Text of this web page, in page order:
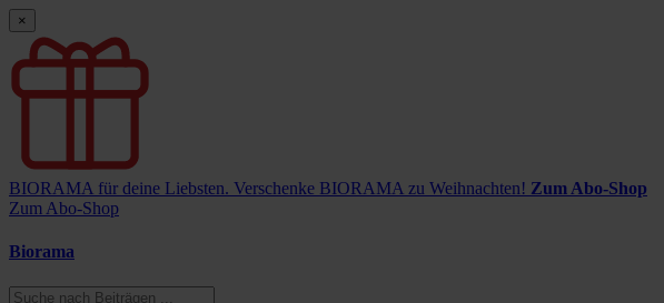
×
BIORAMA für deine Liebsten. Verschenke BIORAMA zu Weihnachten! Zum Abo-Shop
Zum Abo-Shop
Biorama